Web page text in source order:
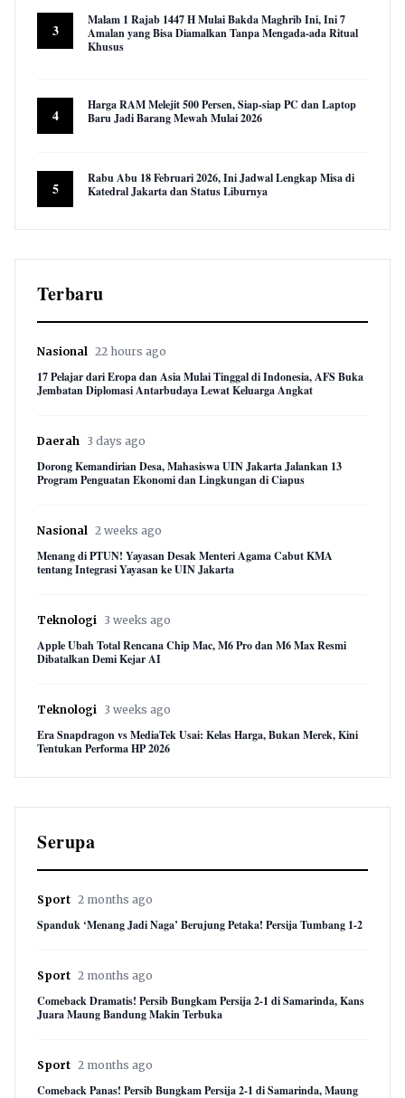
3
Malam 1 Rajab 1447 H Mulai Bakda Maghrib Ini, Ini 7
Amalan yang Bisa Diamalkan Tanpa Mengada-ada Ritual
Khusus
4
Harga RAM Melejit 500 Persen, Siap-siap PC dan Laptop
Baru Jadi Barang Mewah Mulai 2026
5
Rabu Abu 18 Februari 2026, Ini Jadwal Lengkap Misa di
Katedral Jakarta dan Status Liburnya
Terbaru
Nasional 22 hours ago
17 Pelajar dari Eropa dan Asia Mulai Tinggal di Indonesia, AFS Buka
Jembatan Diplomasi Antarbudaya Lewat Keluarga Angkat
Daerah 3 days ago
Dorong Kemandirian Desa, Mahasiswa UIN Jakarta Jalankan 13
Program Penguatan Ekonomi dan Lingkungan di Ciapus
Nasional 2 weeks ago
Menang di PTUN! Yayasan Desak Menteri Agama Cabut KMA
tentang Integrasi Yayasan ke UIN Jakarta
Teknologi 3 weeks ago
Apple Ubah Total Rencana Chip Mac, M6 Pro dan M6 Max Resmi
Dibatalkan Demi Kejar AI
Teknologi 3 weeks ago
Era Snapdragon vs MediaTek Usai: Kelas Harga, Bukan Merek, Kini
Tentukan Performa HP 2026
Serupa
Sport 2 months ago
Spanduk ‘Menang Jadi Naga’ Berujung Petaka! Persija Tumbang 1-2
Sport 2 months ago
Comeback Dramatis! Persib Bungkam Persija 2-1 di Samarinda, Kans
Juara Maung Bandung Makin Terbuka
Sport 2 months ago
Comeback Panas! Persib Bungkam Persija 2-1 di Samarinda, Maung